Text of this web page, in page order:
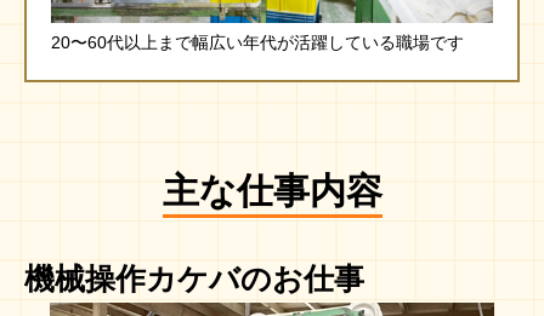
20〜60代以上まで幅広い年代が活躍している職場です
主な仕事内容
機械操作カケバのお仕事